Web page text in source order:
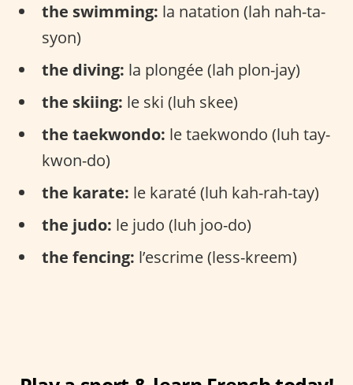
the swimming: la natation (lah nah-ta-
syon)
the diving: la plongée (lah plon-jay)
the skiing: le ski (luh skee)
the taekwondo: le taekwondo (luh tay-
kwon-do)
the karate: le karaté (luh kah-rah-tay)
the judo: le judo (luh joo-do)
the fencing: l’escrime (less-kreem)